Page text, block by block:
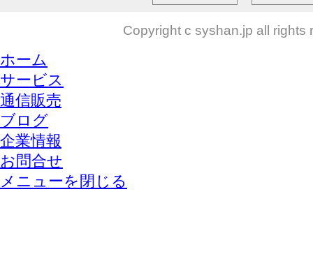
Copyright c syshan.jp all rights
ホーム
サービス
通信販売
ブログ
企業情報
お問合せ
メニューを閉じる